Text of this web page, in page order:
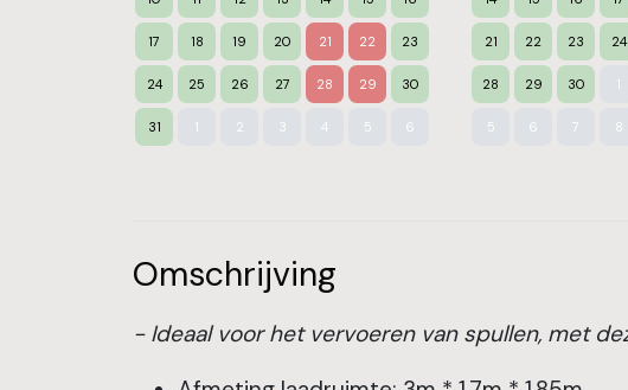
Omschrijving
- Ideaal voor het vervoeren van spullen, met
17 18 19 20 21 22 23
24 25 26 27 28 29 30
31 1 2 3 4 5 6
21 22 23 24
28 29 30 1
5 6 7 8